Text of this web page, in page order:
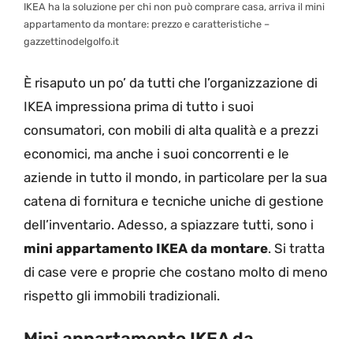
IKEA ha la soluzione per chi non può comprare casa, arriva il mini
appartamento da montare: prezzo e caratteristiche –
gazzettinodelgolfo.it
È risaputo un po’ da tutti che l’organizzazione di
IKEA impressiona prima di tutto i suoi
consumatori, con mobili di alta qualità e a prezzi
economici, ma anche i suoi concorrenti e le
aziende in tutto il mondo, in particolare per la sua
catena di fornitura e tecniche uniche di gestione
dell’inventario. Adesso, a spiazzare tutti, sono i
mini appartamento IKEA da montare. Si tratta
di case vere e proprie che costano molto di meno
rispetto gli immobili tradizionali.